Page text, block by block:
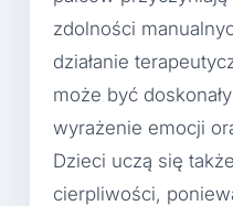
zdolności
działanie
może być
wyrażenie emocji
Dzieci uczą się
cierpliwości,